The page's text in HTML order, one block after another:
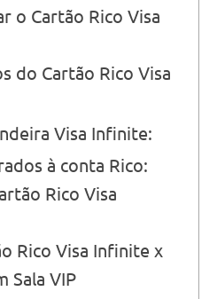
o Cartão Rico Visa
do Cartão Rico Visa
Visa Infinite:
à conta Rico:
Rico Visa
Rico Visa Infinite x
Sala VIP